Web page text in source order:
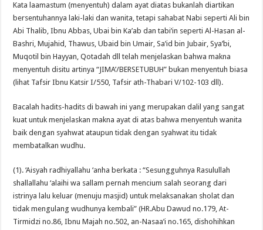
Kata laamastum (menyentuh) dalam ayat diatas bukanlah diartikan
bersentuhannya laki-laki dan wanita, tetapi sahabat Nabi seperti Ali bin
Abi Thalib, Ibnu Abbas, Ubai bin Ka’ab dan tabi’in seperti Al-Hasan al-
Bashri, Mujahid, Thawus, Ubaid bin Umair, Sa’id bin Jubair, Sya’bi,
Muqotil bin Hayyan, Qotadah dll telah menjelaskan bahwa makna
menyentuh disitu artinya “JIMA’/BERSETUBUH” bukan menyentuh biasa
(lihat Tafsir Ibnu Katsir I/550, Tafsir ath-Thabari V/102-103 dll).
Bacalah hadits-hadits di bawah ini yang merupakan dalil yang sangat
kuat untuk menjelaskan makna ayat di atas bahwa menyentuh wanita
baik dengan syahwat ataupun tidak dengan syahwat itu tidak
membatalkan wudhu.
(1). ‘Aisyah radhiyallahu ‘anha berkata : “Sesungguhnya Rasulullah
shallallahu ‘alaihi wa sallam pernah mencium salah seorang dari
istrinya lalu keluar (menuju masjid) untuk melaksanakan sholat dan
tidak mengulang wudhunya kembali” (HR.Abu Dawud no.179, At-
Tirmidzi no.86, Ibnu Majah no.502, an-Nasaa’i no.165, dishohihkan